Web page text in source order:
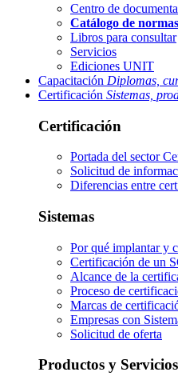
Centro de
Catálogo de normas
Libros para consultar
Servicios
Ediciones UNIT
Capacitación Diplomas,
Certificación Sistemas,
Certificación
Portada del sector
Solicitud de
Diferencias entre
Sistemas
Por qué implantar y
Certificación de un
Alcance de la
Proceso de
Marcas de
Empresas con
Solicitud de oferta
Productos y Servicios